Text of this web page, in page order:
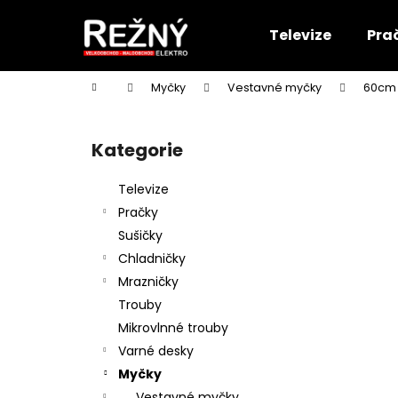
Televize
Domů Myčky Vestavné myčky 60cm
Přeskočit
kategorie
Kategorie
Televize
Pračky
Sušičky
Chladničky
Mrazničky
Trouby
Mikrovlnné trouby
Varné desky
Myčky
í
Zpět
do
Zpět
do